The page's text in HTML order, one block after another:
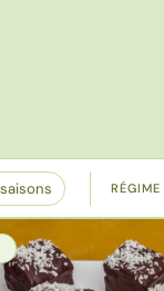
RÉGIME